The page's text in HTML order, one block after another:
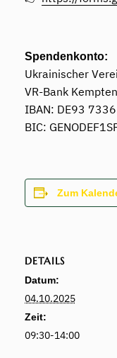
Spendenkonto:
Ukrainischer
VR-Bank
IBAN: DE93
BIC:
Zum
DETAILS
Datum:
04.10.2025
Zeit:
09:30-14:00